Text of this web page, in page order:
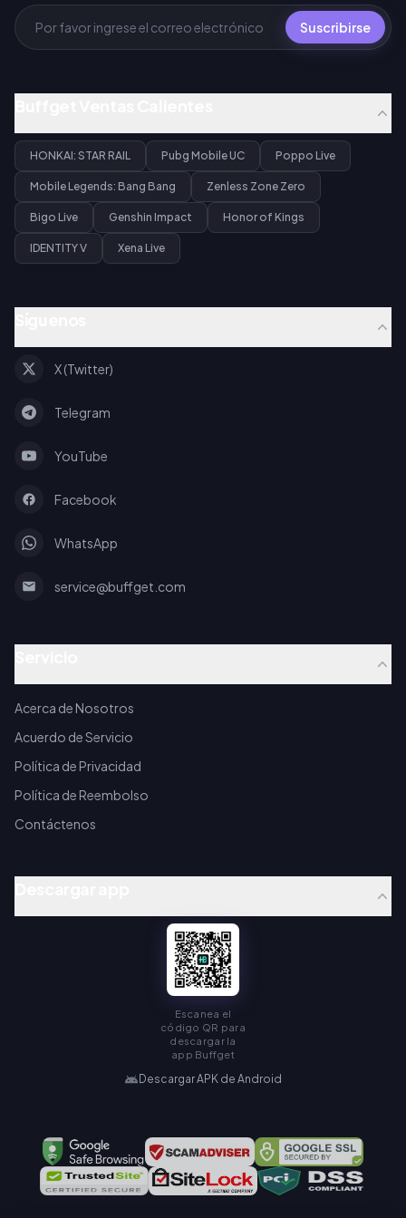
Suscribirse
HONKAI: STAR RAIL Pubg Mobile UC Poppo Live
Mobile Legends: Bang Bang Zenless Zone Zero
Bigo Live Genshin Impact Honor of Kings
IDENTITY V Xena Live
X (Twitter)
Telegram
YouTube
Facebook
WhatsApp
service@buffget.com
Acerca de Nosotros
Acuerdo de Servicio
Política de Privacidad
Política de Reembolso
Contáctenos
Escanea el
código QR para
descargar la
app Buffget
Descargar APK de Android